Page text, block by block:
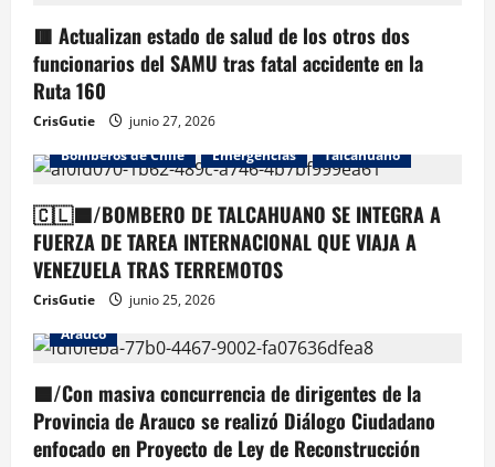
🟥 Actualizan estado de salud de los otros dos
funcionarios del SAMU tras fatal accidente en la
Ruta 160
CrisGutie
junio 27, 2026
Bomberos de Chile
Emergencias Talcahuano
🇨🇱🟦/BOMBERO DE TALCAHUANO SE INTEGRA A
FUERZA DE TAREA INTERNACIONAL QUE VIAJA A
VENEZUELA TRAS TERREMOTOS
CrisGutie
junio 25, 2026
Arauco
🟦/Con masiva concurrencia de dirigentes de la
Provincia de Arauco se realizó Diálogo Ciudadano
enfocado en Proyecto de Ley de Reconstrucción